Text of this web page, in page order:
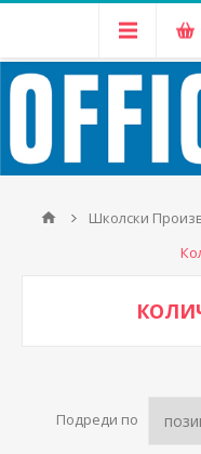
Школски
Подреди по